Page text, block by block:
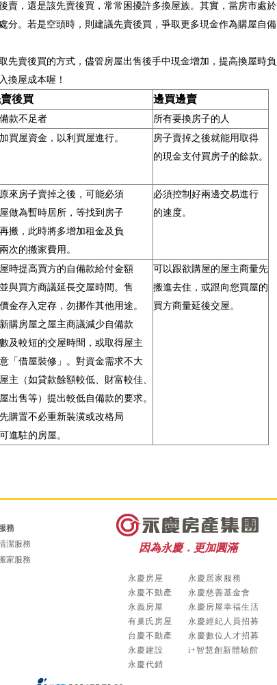
賣，還是該先賣後買，常常困擾許多換屋族。其實，當房市處於
分。若是空頭時，則建議先賣後買，爭取更多現金作為購屋自備
先賣後買的方式，儘管房屋出售後手中現金增加，提高換屋時負
換屋成本喔！
後買 邊買邊賣
款不足者
所有要換房子的人
買屋資金，以利買屋進行。
房子賣掉之後就能用取得
的現金支付買房子的餘款。
來房子賣掉之後，可能必須
做為暫時居所，等找到房子
搬，此時將多增加租金及負
次的搬家費用。
必須控制好兩邊交易進行
的速度。
時提高買方的自備款給付金額
並與買方商議延長交屋時間。售
金存入定存，勿挪作其他用途。
購房屋之屋主商議減少自備款
及較短的交屋時間，或取得屋主
「借屋裝修」。對資金需求不大
主（如貸款餘額較低、財富較佳、
出售等）提出較低自備款的要求。
購置不必重新裝潢或改格局
進駐的房屋。
可以跟欲購屋的屋主商量先
搬進去住，或跟向您買屋的
買方商量延後交屋。
務
潔服務
家服務
因為永慶．更加圓滿
永慶房屋
永慶居家服務
永慶不動產
永慶慈善基金會
永義房屋
永慶房屋幸福生活
有巢氏房屋
永慶經紀人員招募
台慶不動產
永慶數位人才招募
永慶建設
i+智慧創新體驗館
永慶代銷